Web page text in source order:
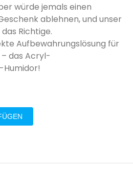
würde jemals einen
ablehnen, und unser
Richtige.
Aufbewahrungslösung für
das Acryl-